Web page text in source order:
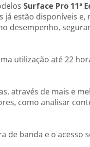
Surface Pro 11ª
estão disponíveis e,
desempenho,
utilização até 22
através de mais e
como analisar
de banda e o acesso